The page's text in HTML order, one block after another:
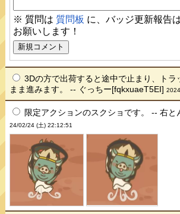
※ 質問は 質問板 に、バッジ更新報告
お願いします！
3Dの方で出荷すると途中で止まり、トラ
まま進みます。 -- ぐっちー[fqkxuaeT5EI]
限定アクションのスクショです。 -- 右
24/02/24 (土) 22:12:51